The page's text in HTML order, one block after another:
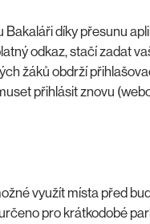
díky přesunu
odkaz, stačí zadat
žáků obdrží
přihlásit znovu
využít místa před
pro krátkodobé